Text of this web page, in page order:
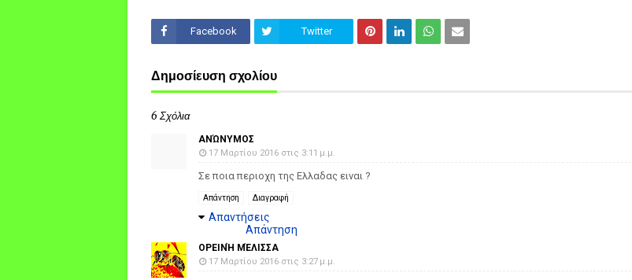
Facebook Twitter
Δημοσίευση σχολίου
6 Σχόλια
ΑΝΏΝΥΜΟΣ
17 Μαρτίου 2016 στις 3:11 μ.μ.
Σε ποια περιοχη της Ελλαδας ειναι ?
Απάντηση Διαγραφή
Απαντήσεις
Απάντηση
ΟΡΕΙΝΉ ΜΈΛΙΣΣΑ
17 Μαρτίου 2016 στις 3:27 μ.μ.